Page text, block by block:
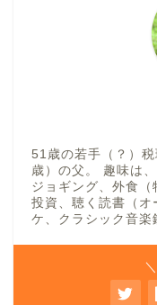
51歳の若手（？）
歳）の父。 趣味は
ジョギング、外食
投資、聴く読書（オ
ケ、クラシック音楽